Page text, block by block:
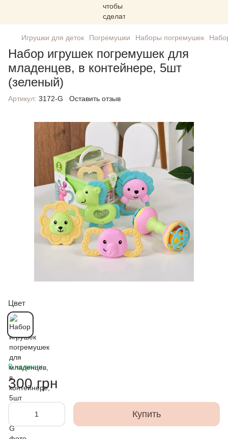
Игрушки для деток Погремушки Наборы погремушек
Набор игрушек погремушек для
младенцев, в контейнере, 5шт
(зеленый)
Артикул: 3172-G Оставить отзыв
Цвет
В наличии
300 грн
Купить